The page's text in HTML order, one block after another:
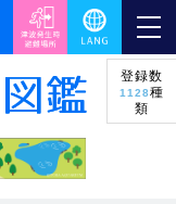
登録数
1128種
類